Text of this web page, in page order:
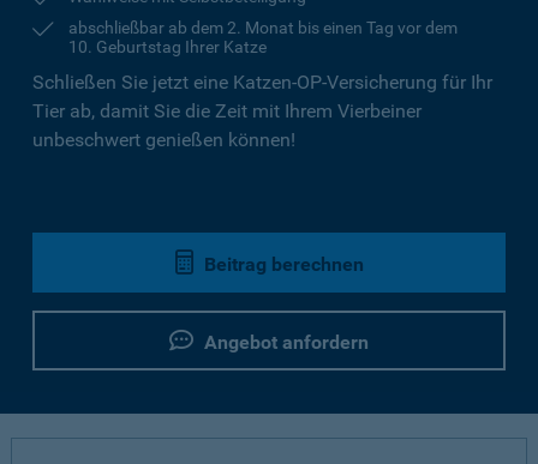
abschließbar ab dem 2. Monat bis einen Tag vor dem
10. Geburtstag Ihrer Katze
Schließen Sie jetzt eine Katzen-OP-Versicherung für Ihr
Tier ab, damit Sie die Zeit mit Ihrem Vierbeiner
unbeschwert genießen können!
Beitrag berechnen
Angebot anfordern